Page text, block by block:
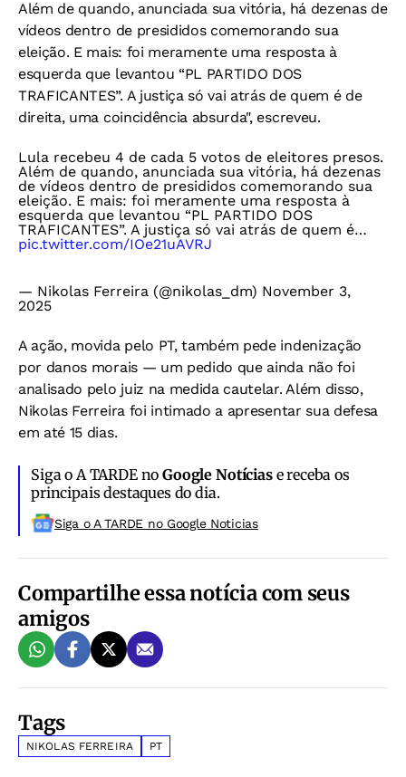
Além de quando, anunciada sua vitória, há dezenas de
vídeos dentro de presididos comemorando sua
eleição. E mais: foi meramente uma resposta à
esquerda que levantou “PL PARTIDO DOS
TRAFICANTES”. A justiça só vai atrás de quem é de
direita, uma coincidência absurda", escreveu.
Lula recebeu 4 de cada 5 votos de eleitores presos.
Além de quando, anunciada sua vitória, há dezenas
de vídeos dentro de presididos comemorando sua
eleição. E mais: foi meramente uma resposta à
esquerda que levantou “PL PARTIDO DOS
TRAFICANTES”. A justiça só vai atrás de quem é…
pic.twitter.com/IOe21uAVRJ
— Nikolas Ferreira (@nikolas_dm) November 3,
2025
A ação, movida pelo PT, também pede indenização
por danos morais — um pedido que ainda não foi
analisado pelo juiz na medida cautelar. Além disso,
Nikolas Ferreira foi intimado a apresentar sua defesa
em até 15 dias.
Siga o A TARDE noGoogle Notíciase receba os
principais destaques do dia.
Siga o A TARDE no Google Noticias
Compartilhe essa notícia com seus
amigos
Tags
NIKOLAS FERREIRA PT